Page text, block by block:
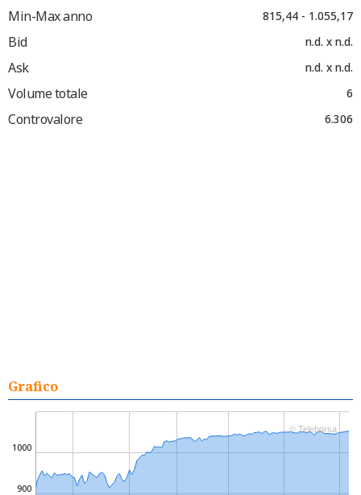
Min-Max anno 815,44 - 1.055,17
Bid n.d. x n.d.
Ask n.d. x n.d.
Volume totale 6
Controvalore 6.306
Grafico
900
1000
© Teleborsa